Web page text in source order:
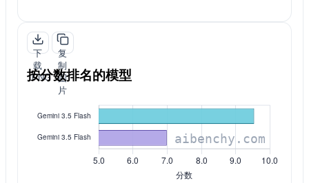
下
载
PNG
复
制
图
片
按分数排名的模型